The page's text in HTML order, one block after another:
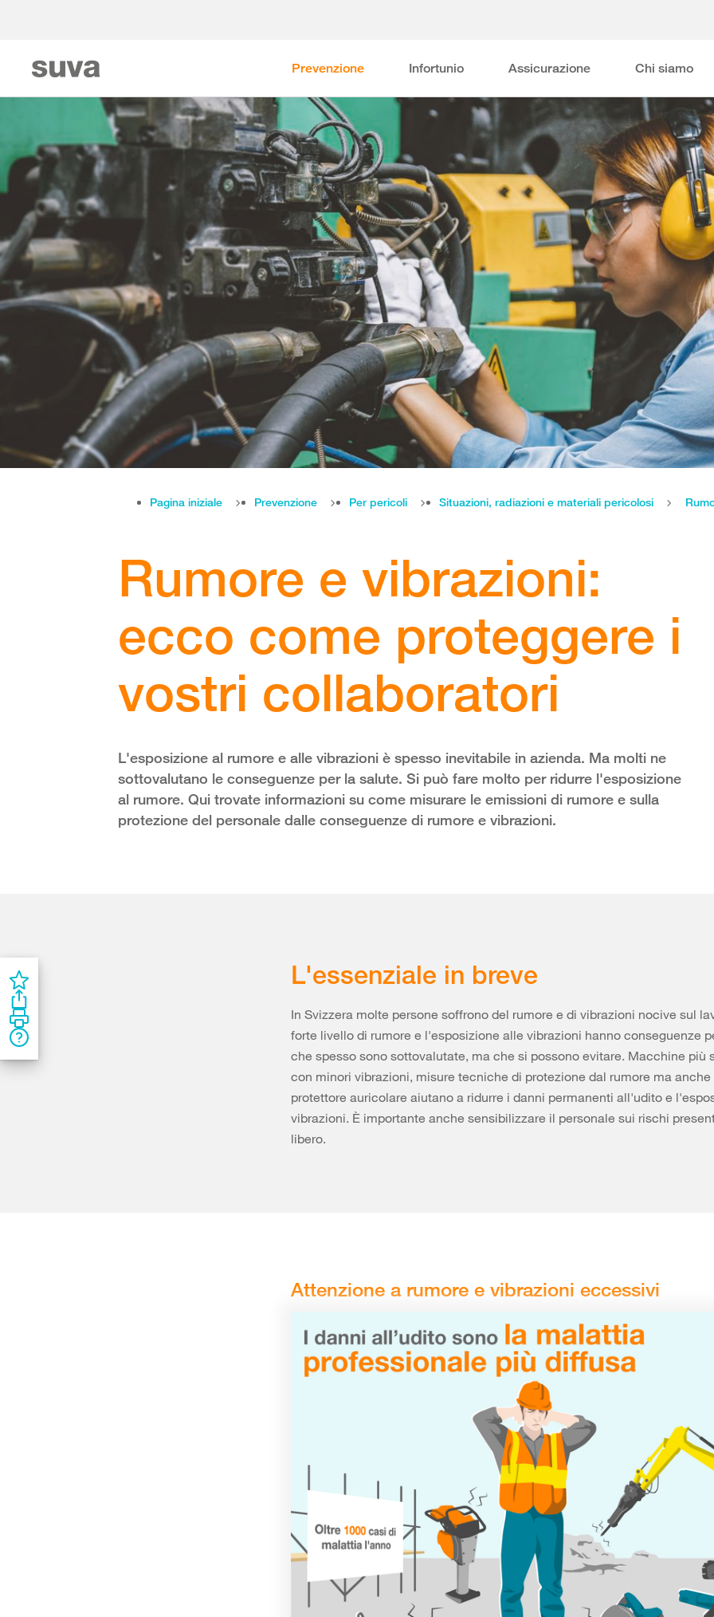
Prevenzione Infortunio Assicurazione Chi siamo
Pagina iniziale Prevenzione Per pericoli Situazioni, radiazioni e materiali pericolosi
Rumore e vibrazioni:
ecco come proteggere i
vostri collaboratori
L'esposizione al rumore e alle vibrazioni è spesso inevitabile in azienda. Ma molti ne
sottovalutano le conseguenze per la salute. Si può fare molto per ridurre l'esposizione
al rumore. Qui trovate informazioni su come misurare le emissioni di rumore e sulla
protezione del personale dalle conseguenze di rumore e vibrazioni.
L'essenziale in breve
In Svizzera molte persone soffrono del rumore e di vibrazioni nocive sul
forte livello di rumore e l'esposizione alle vibrazioni hanno conseguenze
che spesso sono sottovalutate, ma che si possono evitare. Macchine più
con minori vibrazioni, misure tecniche di protezione dal rumore ma anche
protettore auricolare aiutano a ridurre i danni permanenti all'udito e
vibrazioni. È importante anche sensibilizzare il personale sui rischi
libero.
Attenzione a rumore e vibrazioni eccessivi